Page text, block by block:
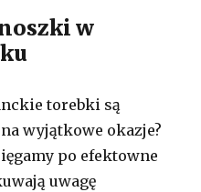
w
torebki są
wyjątkowe okazje?
po efektowne
uwagę